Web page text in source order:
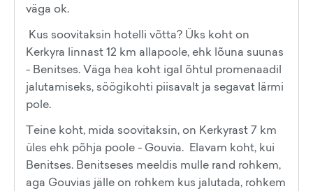
väga ok.
Kus soovitaksin hotelli võtta? Üks koht on
Kerkyra linnast 12 km allapoole, ehk lõuna suunas
- Benitses. Väga hea koht igal õhtul promenaadil
jalutamiseks, söögikohti piisavalt ja segavat lärmi
pole.
Teine koht, mida soovitaksin, on Kerkyrast 7 km
üles ehk põhja poole - Gouvia. Elavam koht, kui
Benitses. Benitseses meeldis mulle rand rohkem,
aga Gouvias jälle on rohkem kus jalutada, rohkem